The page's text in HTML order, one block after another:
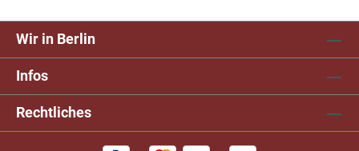
Wir in Berlin
Infos
Rechtliches